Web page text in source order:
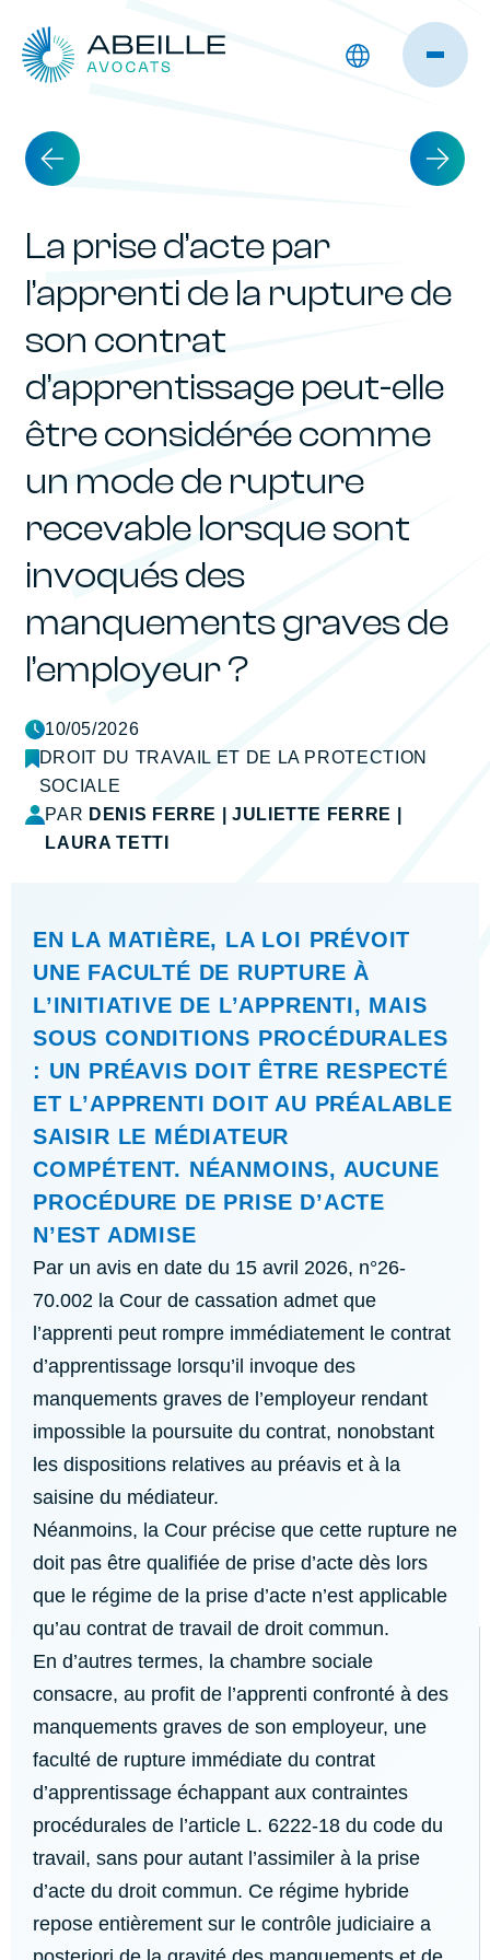
La prise d’acte par
l’apprenti de la rupture de
son contrat
d’apprentissage peut-elle
être considérée comme
un mode de rupture
recevable lorsque sont
invoqués des
manquements graves de
l’employeur ?
10/05/2026
DROIT DU TRAVAIL ET DE LA PROTECTION
SOCIALE
PAR DENIS FERRE JULIETTE FERRE
LAURA TETTI
EN LA MATIÈRE, LA LOI PRÉVOIT
UNE FACULTÉ DE RUPTURE À
L’INITIATIVE DE L’APPRENTI, MAIS
SOUS CONDITIONS PROCÉDURALES
: UN PRÉAVIS DOIT ÊTRE RESPECTÉ
ET L’APPRENTI DOIT AU PRÉALABLE
SAISIR LE MÉDIATEUR
COMPÉTENT. NÉANMOINS, AUCUNE
PROCÉDURE DE PRISE D’ACTE
N’EST ADMISE
Par un avis en date du 15 avril 2026, n°26-
70.002 la Cour de cassation admet que
l’apprenti peut rompre immédiatement le contrat
d’apprentissage lorsqu’il invoque des
manquements graves de l’employeur rendant
impossible la poursuite du contrat, nonobstant
les dispositions relatives au préavis et à la
saisine du médiateur.
Néanmoins, la Cour précise que cette rupture ne
doit pas être qualifiée de prise d’acte dès lors
que le régime de la prise d’acte n’est applicable
qu’au contrat de travail de droit commun.
En d’autres termes, la chambre sociale
consacre, au profit de l’apprenti confronté à des
manquements graves de son employeur, une
faculté de rupture immédiate du contrat
d’apprentissage échappant aux contraintes
procédurales de l’article L. 6222-18 du code du
travail, sans pour autant l’assimiler à la prise
d’acte du droit commun. Ce régime hybride
repose entièrement sur le contrôle judiciaire a